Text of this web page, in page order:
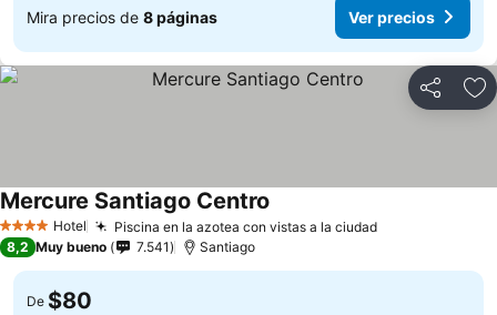
Mira precios de 8 páginas Ver precios
Compartir
4 EstrellasHotel Piscina en la azotea con vistas a la ciudad
Mercure Santiago Centro
8,2 Muy bueno 7.541 Santiago
De $80